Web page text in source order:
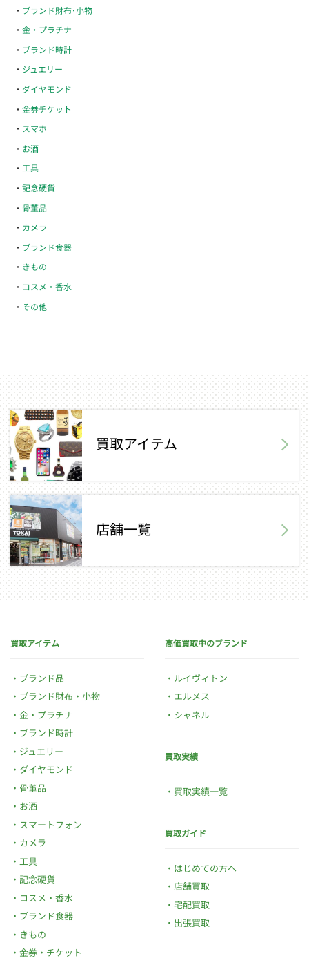
ブランド財布･小物
金・プラチナ
ブランド時計
ジュエリー
ダイヤモンド
金券チケット
スマホ
お酒
工具
記念硬貨
骨董品
カメラ
ブランド食器
きもの
コスメ・香水
その他
買取アイテム
店舗一覧
買取アイテム
ブランド品
ブランド財布・小物
金・プラチナ
ブランド時計
ジュエリー
ダイヤモンド
骨董品
お酒
スマートフォン
カメラ
工具
記念硬貨
コスメ・香水
ブランド食器
きもの
金券・チケット
高価買取中のブランド
ルイヴィトン
エルメス
シャネル
買取実績
買取実績一覧
買取ガイド
はじめての方へ
店舗買取
宅配買取
出張買取